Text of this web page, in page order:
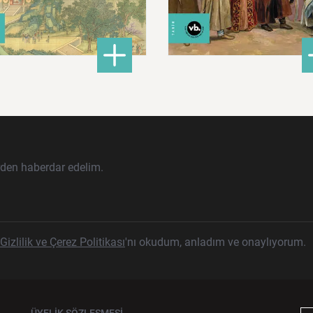
İslam Fethinden Timur’a Mezopotamya, Iran Ve Türkistan
DETAYLI BİLGİ: Çin: Tarih, Kültür ve MedeniyetDETAYLI BİLGİ:
haberdar edelim.
Gizlilik ve Çerez Politikası'nı okudum, anladım ve onaylıyorum.